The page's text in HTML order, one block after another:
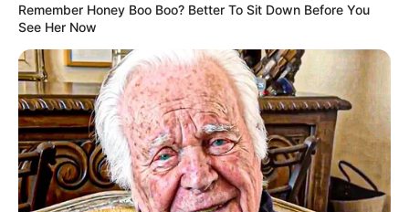
8 Kata Lucu Seputar Malam
Minggu ala Jomblo yang Bikin
Ngenes
Remember Honey Boo Boo? Better To Sit Down Before You
See Her Now